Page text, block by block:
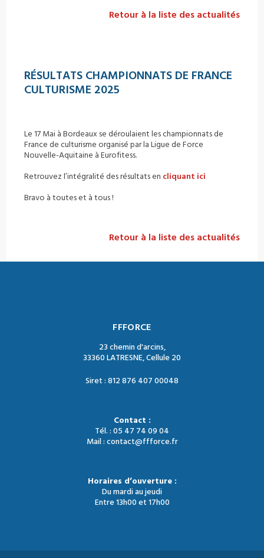
Retour à la liste des actualités
RÉSULTATS CHAMPIONNATS DE FRANCE
CULTURISME 2025
Le 17 Mai à Bordeaux se déroulaient les championnats de
France de culturisme organisé par la Ligue de Force
Nouvelle-Aquitaine à Eurofitess.
Retrouvez l’intégralité des résultats en cliquant ici
Bravo à toutes et à tous !
Retour à la liste des actualités
FFFORCE
23 chemin d'arcins,
33360 LATRESNE, Cellule 20
Siret : 812 876 407 00048
Contact :
Tél. : 05 47 74 09 04
Mail : contact@ffforce.fr
Horaires d’ouverture :
Du mardi au jeudi
Entre 13h00 et 17h00